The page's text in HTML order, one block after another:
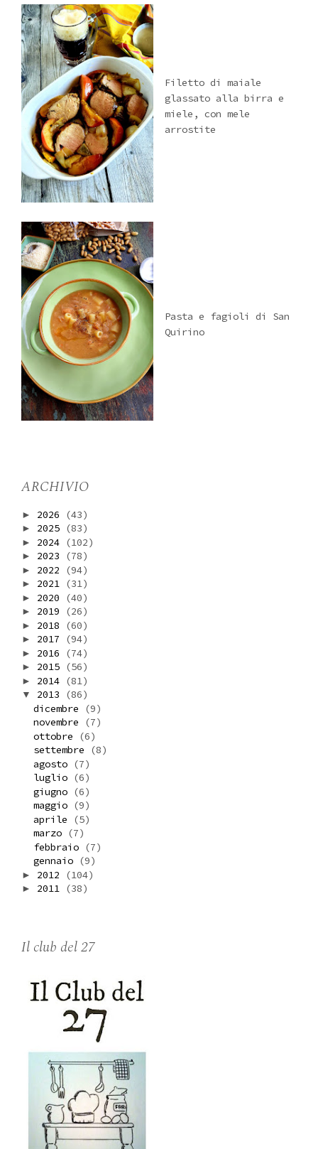
Filetto di maiale
glassato alla birra e
miele, con mele
arrostite
Pasta e fagioli di San
Quirino
ARCHIVIO
► 2026 (43)
► 2025 (83)
► 2024 (102)
► 2023 (78)
► 2022 (94)
► 2021 (31)
► 2020 (40)
► 2019 (26)
► 2018 (60)
► 2017 (94)
► 2016 (74)
► 2015 (56)
► 2014 (81)
▼ 2013
(86)
dicembre
(9)
novembre
(7)
ottobre
(6)
settembre
(8)
agosto (7)
luglio (6)
giugno (6)
maggio (9)
aprile
(5)
marzo (7)
febbraio (7)
gennaio (9)
► 2012 (104)
► 2011 (38)
Il club del 27